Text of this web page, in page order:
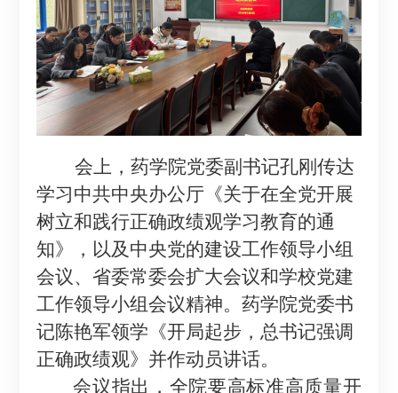
会上，药学院党委副书记孔刚传达
学习中共中央办公厅《关于在全党开展
树立和践行正确政绩观学习教育的通
知》，以及中央党的建设工作领导小组
会议、省委常委会扩大会议和学校党建
工作领导小组会议精神。药学院党委书
记陈艳军领学《开局起步，总书记强调
正确政绩观》并作动员讲话。
会议指出，全院要高标准高质量开